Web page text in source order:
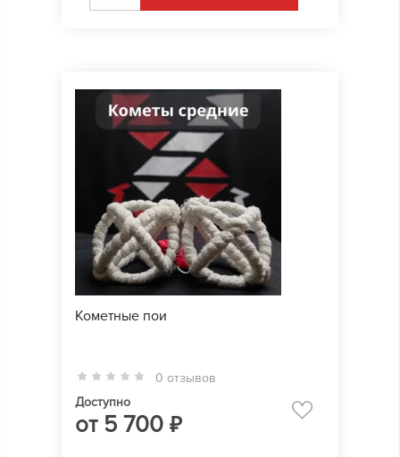
Кометные пои
0 отзывов
Доступно
от 5 700 ₽